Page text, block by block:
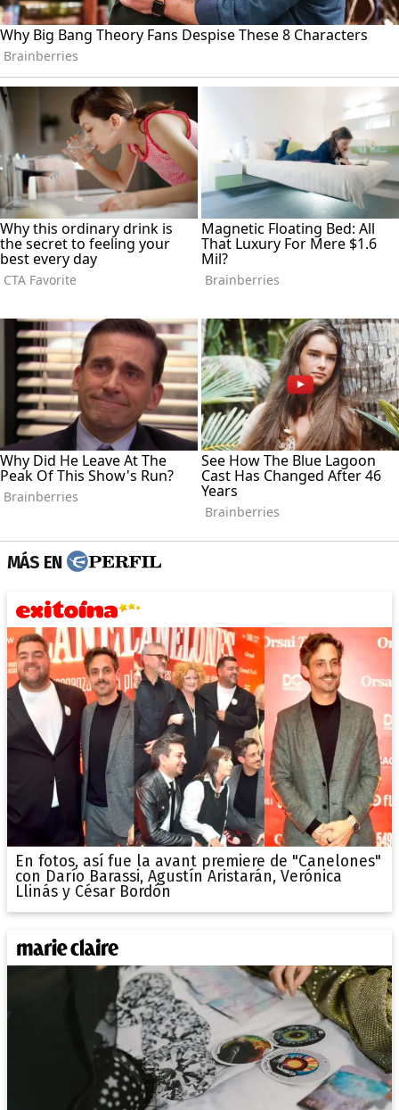
MÁS EN
En fotos, así fue la avant premiere de "Canelones"
con Darío Barassi, Agustín Aristarán, Verónica
Llinás y César Bordón